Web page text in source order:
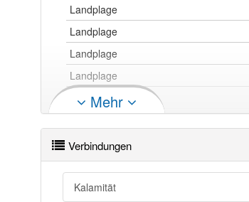
Landplage
Landplage
Landplage
Landplage
Landplage
Landplage
Landplage
Landplage
Mehr
Verbindungen
Kalamität